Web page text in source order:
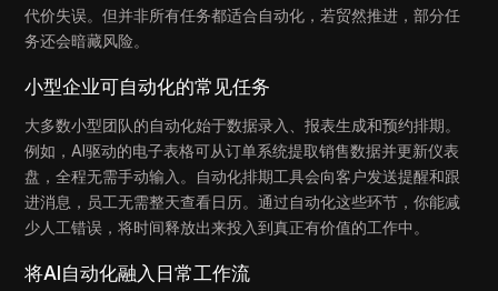
代价失误。但并非所有任务都适合自动化，若贸然推进，部分任
务还会暗藏风险。
小型企业可自动化的常见任务
大多数小型团队的自动化始于数据录入、报表生成和预约排期。
例如，AI驱动的电子表格可从订单系统提取销售数据并更新仪表
盘，全程无需手动输入。自动化排期工具会向客户发送提醒和跟
进消息，员工无需整天查看日历。通过自动化这些环节，你能减
少人工错误，将时间释放出来投入到真正有价值的工作中。
将AI自动化融入日常工作流